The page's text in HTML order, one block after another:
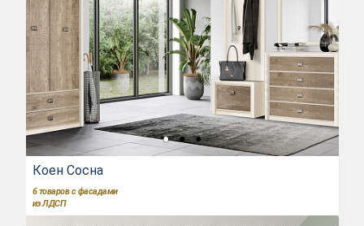
Коен Сосна
6 товаров с фасадами
из ЛДСП